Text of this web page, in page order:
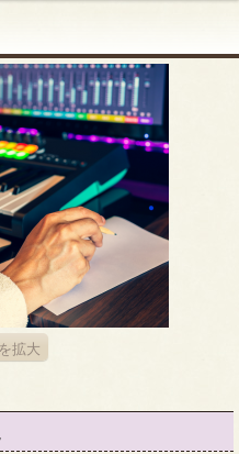
拡大